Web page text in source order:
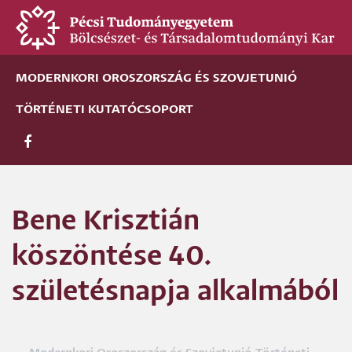
Ugrás
tartalomra
MODERNKORI OROSZORSZÁG ÉS SZOVJETUNIÓ
TÖRTÉNETI KUTATÓCSOPORT
Bene Krisztián
köszöntése 40.
születésnapja alkalmából